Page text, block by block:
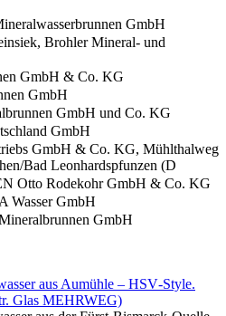
GmbH
Brohler Mineral- und
GmbH & Co. KG
GmbH
GmbH und Co. KG
GmbH
GmbH & Co. KG, Mühlthalweg
Bad Leonhardspfunzen (D
Otto Rodekohr GmbH & Co. KG
Wasser GmbH
GmbH
Glas MEHRWEG)